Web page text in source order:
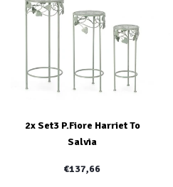
2x Set3 P.Fiore Harriet To
Salvia
€137,66